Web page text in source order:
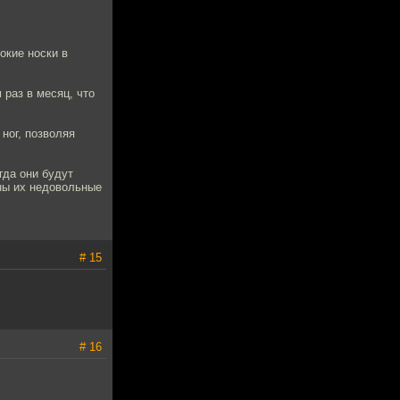
носки в
раз в месяц, что
позволяя
они будут
их недовольные
# 15
# 16